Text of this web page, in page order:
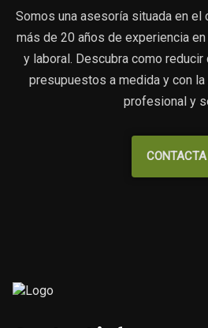
Somos una asesoría situada en el
más de 20 años de experiencia
y laboral. Descubra como
presupuestos a medida y con la
profesional y
CONTACTA